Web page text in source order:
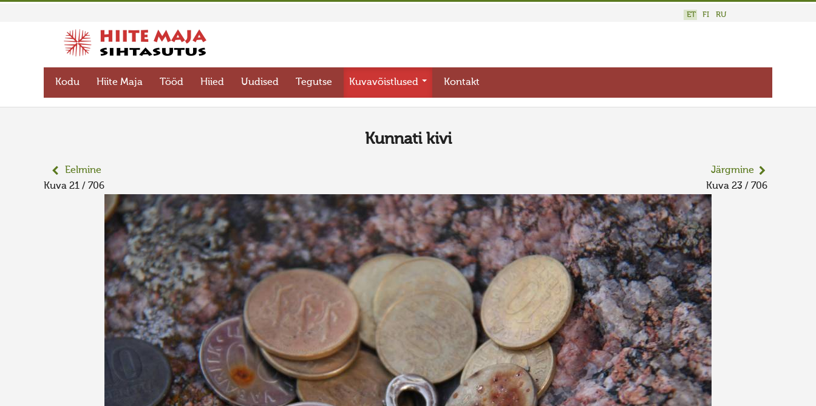
ET FI RU
Kodu Hiite Maja Tööd Hiied Uudised Tegutse Kuvavõistlused Kontakt
Kunnati kivi
Eelmine
Kuva 21 / 706
Järgmine
Kuva 23 / 706